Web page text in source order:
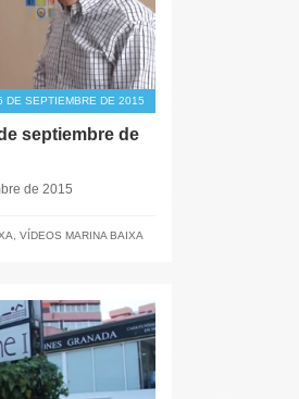
DE SEPTIEMBRE DE 2015
septiembre de
de 2015
VÍDEOS MARINA BAIXA